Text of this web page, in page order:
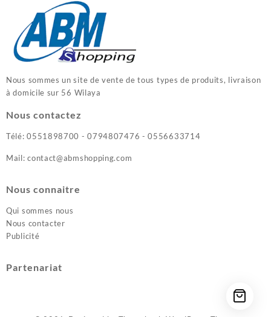
Nous sommes un site de vente de tous types de produits, livraison
à domicile sur 56 Wilaya
Nous contactez
Télé: 0551898700 - 0794807476 - 0556633714
Mail: contact@abmshopping.com
Nous connaitre
Qui sommes nous
Nous contacter
Publicité
Partenariat